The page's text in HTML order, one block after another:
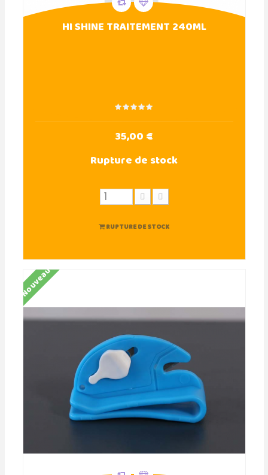
HI SHINE TRAITEMENT 240ML
35,00 €
Rupture de stock
RUPTURE DE STOCK
Nouveau